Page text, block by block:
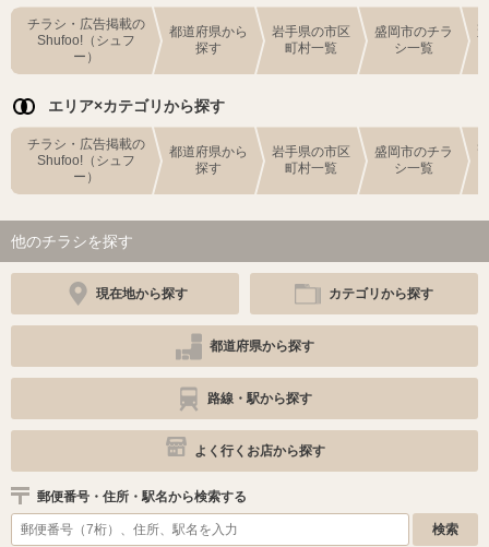
チラシ・広告掲載の
Shufoo!（シュフ
ー）
都道府県から
探す
岩手県の市区
町村一覧
盛岡市のチラ
シ一覧
エリア×カテゴリから探す
チラシ・広告掲載の
Shufoo!（シュフ
ー）
都道府県から
探す
岩手県の市区
町村一覧
盛岡市のチラ
シ一覧
他のチラシを探す
現在地から探す カテゴリから探す
都道府県から探す
路線・駅から探す
よく行くお店から探す
郵便番号・住所・駅名から検索する